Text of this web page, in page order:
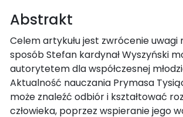
Abstrakt
Celem artykułu jest zwrócenie uwagi
sposób Stefan kardynał Wyszyński
autorytetem dla współczesnej
Aktualność nauczania Prymasa
może znaleźć odbiór i kształtować
człowieka, poprzez wspieranie jego